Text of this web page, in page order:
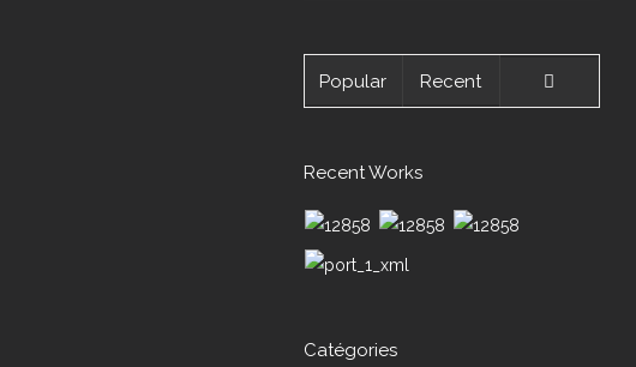
Popular Recent
Recent Works
Catégories